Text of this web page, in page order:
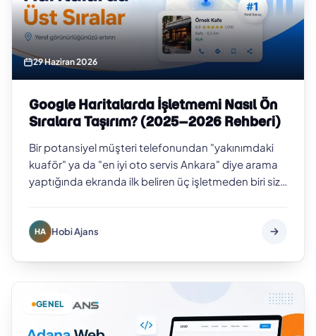
29 Haziran 2026
Google Haritalarda İşletmemi Nasıl Ön
Sıralara Taşırım? (2025–2026 Rehberi)
Bir potansiyel müşteri telefonundan "yakınımdaki
kuaför" ya da "en iyi oto servis Ankara" diye arama
yaptığında ekranda ilk beliren üç işletmeden biri siz
HA Hobi Ajans
GENEL